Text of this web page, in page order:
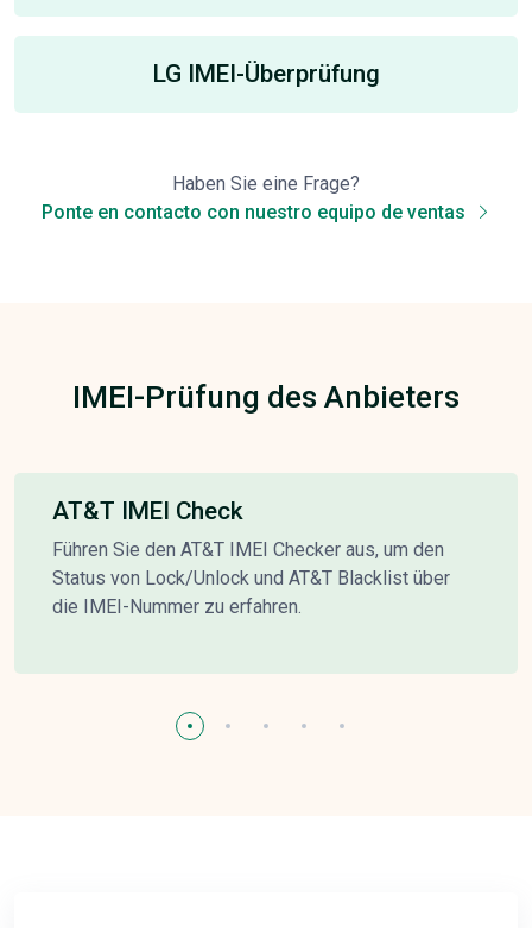
LG IMEI-Überprüfung
Haben Sie eine Frage?
Ponte en contacto con nuestro equipo de ventas
IMEI-Prüfung des Anbieters
AT&T IMEI Check
Führen Sie den AT&T IMEI Checker aus, um den
Status von Lock/Unlock und AT&T Blacklist über
die IMEI-Nummer zu erfahren.